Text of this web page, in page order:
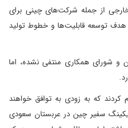
از جمله شرکت‌های چینی برای
توسعه قابلیت‌ها و خطوط تولید
و شورای همکاری منتفی نشده، اما
کردند که به زودی به توافق خواهند
سفیر چین در عربستان سعودی